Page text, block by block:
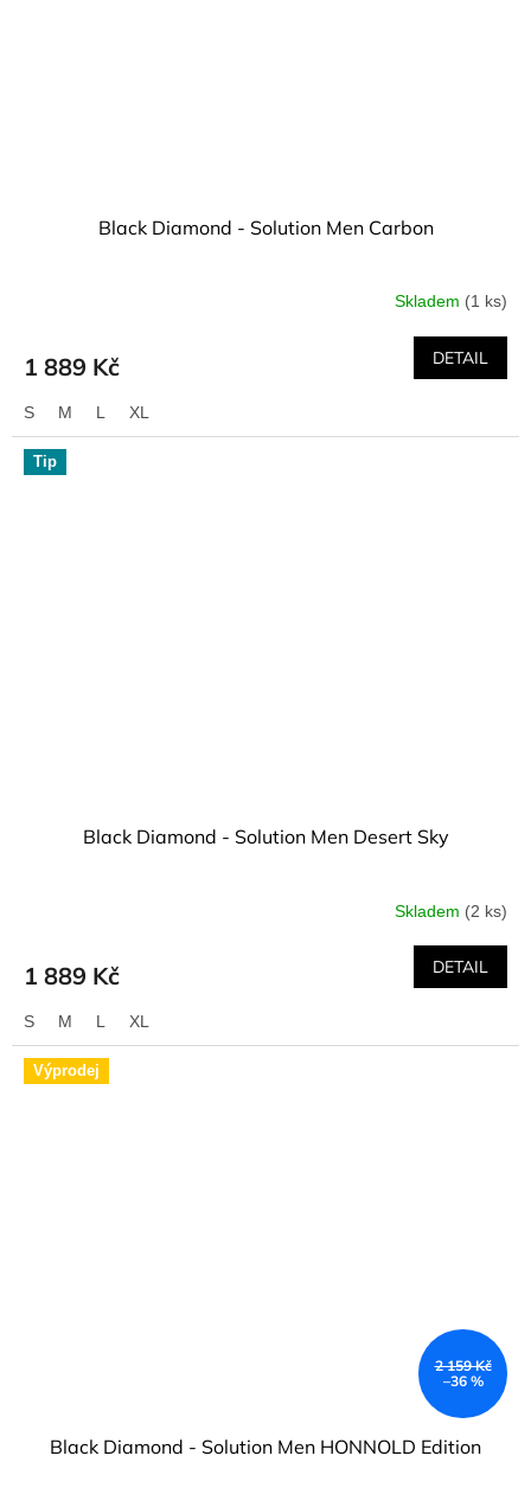
Black Diamond - Solution Men Carbon
Skladem (1 ks)
1 889 Kč DETAIL
S M L XL
Tip
Black Diamond - Solution Men Desert Sky
Skladem (2 ks)
1 889 Kč DETAIL
S M L XL
Výprodej
2 159 Kč
–36 %
Black Diamond - Solution Men HONNOLD Edition